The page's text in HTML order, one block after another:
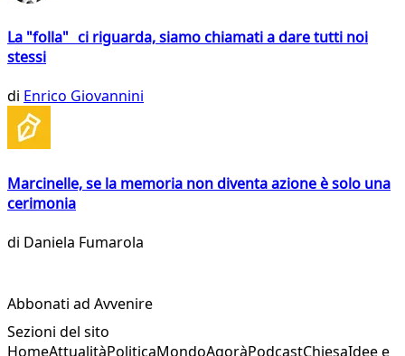
La "folla" ci riguarda, siamo chiamati a dare tutti noi
stessi
di Enrico Giovannini
Marcinelle, se la memoria non diventa azione è solo una
cerimonia
di Daniela Fumarola
Abbonati ad Avvenire
Sezioni del sito
HomeAttualitàPoliticaMondoAgoràPodcastChiesaIdee e